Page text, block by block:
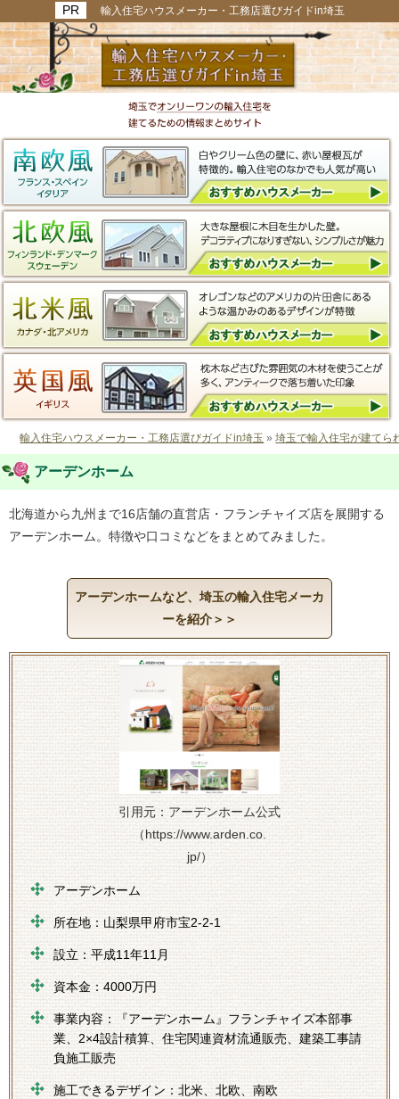
輸入住宅ハウスメーカー・工務店選びガイドin埼玉
輸入住宅ハウスメーカー・工務店選びガイドin埼玉 »埼玉で輸入住宅が建てら
アーデンホーム
北海道から九州まで16店舗の直営店・フランチャイズ店を展開する
アーデンホーム。特徴や口コミなどをまとめてみました。
アーデンホームなど、埼玉の輸入住宅メーカ
ーを紹介＞＞
引用元：アーデンホーム公式
（https://www.arden.co.
jp/）
アーデンホーム
所在地：山梨県甲府市宝2-2-1
設立：平成11年11月
資本金：4000万円
事業内容：『アーデンホーム』フランチャイズ本部事
業、2×4設計積算、住宅関連資材流通販売、建築工事請
負施工販売
施工できるデザイン：北米、北欧、南欧